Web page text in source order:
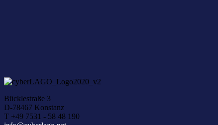
Bücklestraße 3
D-78467 Konstanz
T +49 7531 - 58 48 190